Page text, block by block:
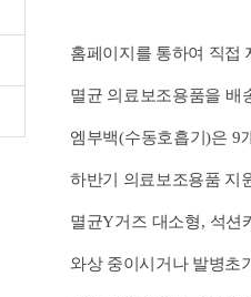
홈페이지를 통하여 직접
멸균 의료보조용품을 배
엠부백(수동호흡기)은 9
하반기 의료보조용품 지
멸균Y거즈 대소형, 석션
와상 중이시거나 발병초